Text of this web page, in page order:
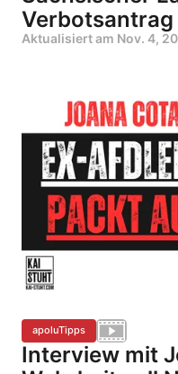
Verbotsantrag
Aktualisiert am Nov. 4,
apoluTipps
Interview mit